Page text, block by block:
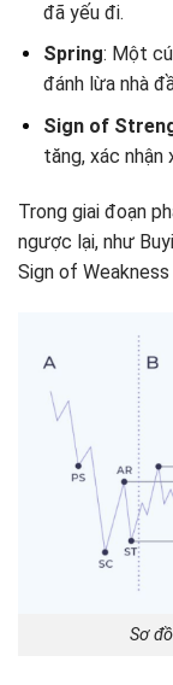
đã yếu đi.
Spring: Một
đánh lừa nhà
Sign of
tăng, xác nhận
Trong giai đoạn
ngược lại, như
Sign of Weakness
Sơ